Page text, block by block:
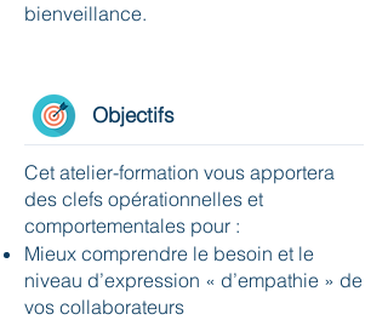
bienveillance.
Objectifs
Cet atelier-formation vous apportera
des clefs opérationnelles et
comportementales pour :
Mieux comprendre le besoin et le
niveau d’expression « d’empathie » de
vos collaborateurs